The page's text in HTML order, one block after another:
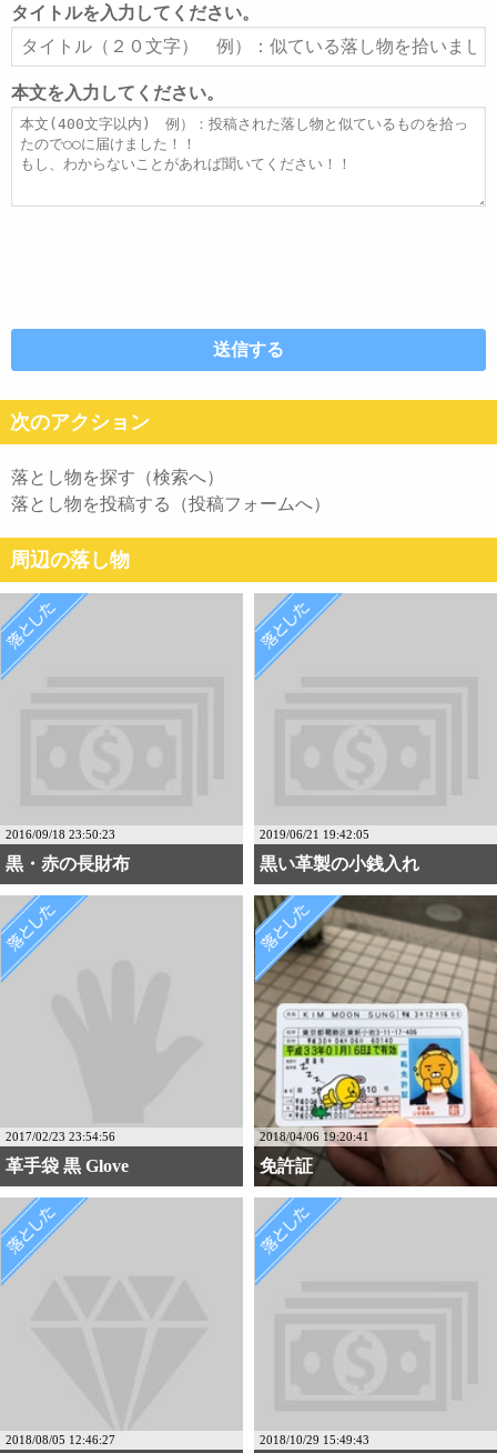
ル
ア
ド
レ
ス
タイトルを入力してください。
タ
イ
ト
ル
本文を入力してください。
本
文
次のアクション
落とし物を探す（検索へ）
落とし物を投稿する（投稿フォームへ）
周辺の落し物
2016/09/18 23:50:23
黒・赤の長財布
2019/06/21 19:42:05
黒い革製の小銭入れ
2017/02/23 23:54:56
革手袋 黒 Glove
2018/04/06 19:20:41
免許証
2018/08/05 12:46:27 2018/10/29 15:49:43